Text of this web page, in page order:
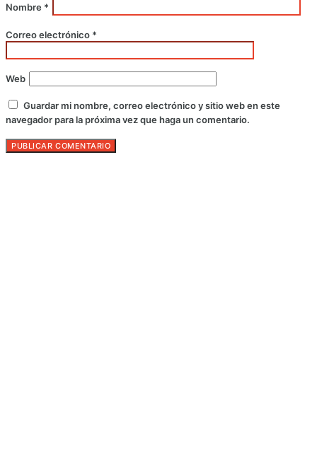
Nombre *
Correo electrónico *
Web
Guardar mi nombre, correo electrónico y sitio web en este
navegador para la próxima vez que haga un comentario.